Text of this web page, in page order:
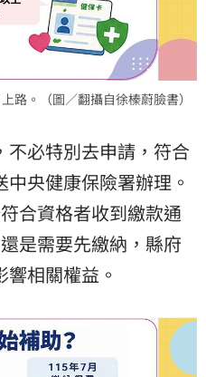
路。（圖／翻攝自徐榛蔚臉書）
不必特別去申請，符合
央健康保險署辦理。
合資格者收到繳款通
是需要先繳納，縣府
相關權益。